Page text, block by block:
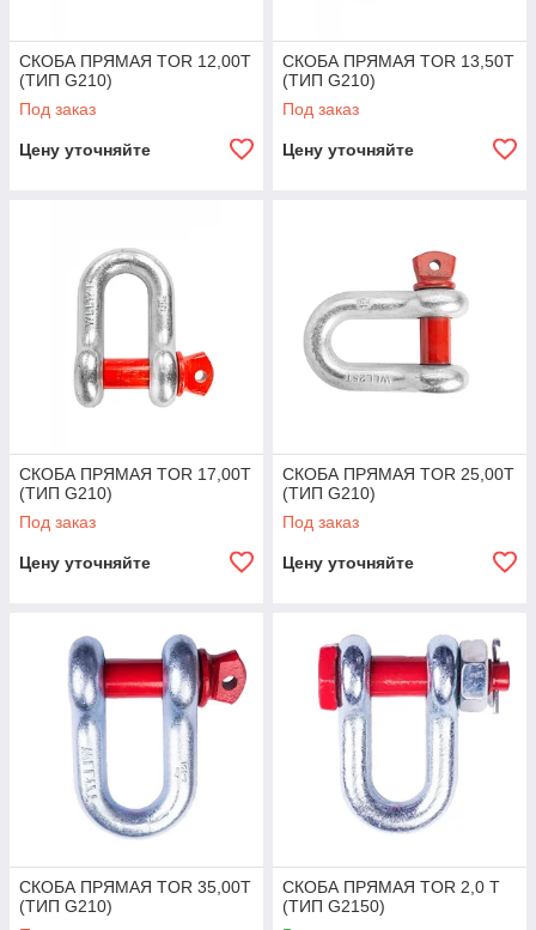
СКОБА ПРЯМАЯ TOR 12,00Т
(ТИП G210)
Под заказ
Цену уточняйте
СКОБА ПРЯМАЯ TOR 13,50Т
(ТИП G210)
Под заказ
Цену уточняйте
СКОБА ПРЯМАЯ TOR 17,00Т
(ТИП G210)
Под заказ
Цену уточняйте
СКОБА ПРЯМАЯ TOR 25,00Т
(ТИП G210)
Под заказ
Цену уточняйте
СКОБА ПРЯМАЯ TOR 35,00Т
(ТИП G210)
СКОБА ПРЯМАЯ TOR 2,0 Т
(ТИП G2150)